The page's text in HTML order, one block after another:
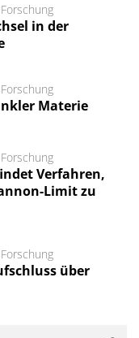
Forschung
in der
Forschung
Materie
Forschung
Verfahren,
Limit zu
Forschung
über